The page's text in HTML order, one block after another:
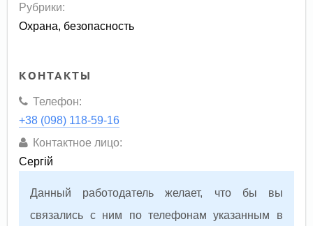
Рубрики:
Охрана, безопасность
КОНТАКТЫ
Телефон:
+38 (098) 118-59-16
Контактное лицо:
Сергій
Данный работодатель желает, что бы вы
связались с ним по телефонам указанным в